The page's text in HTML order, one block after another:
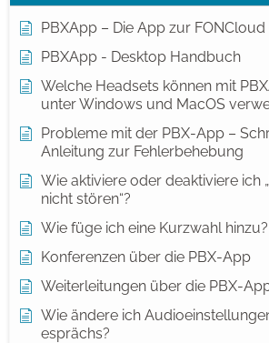
PBXApp – Die App zur FONCloud
PBXApp - Desktop Handbuch
Welche Headsets können mit
unter Windows und MacOS
Probleme mit der PBX-App –
Anleitung zur Fehlerbehebung
Wie aktiviere oder deaktiviere ich
nicht stören“?
Wie füge ich eine Kurzwahl hinzu?
Konferenzen über die PBX-App
Weiterleitungen über die PBX-
Wie ändere ich
esprächs?